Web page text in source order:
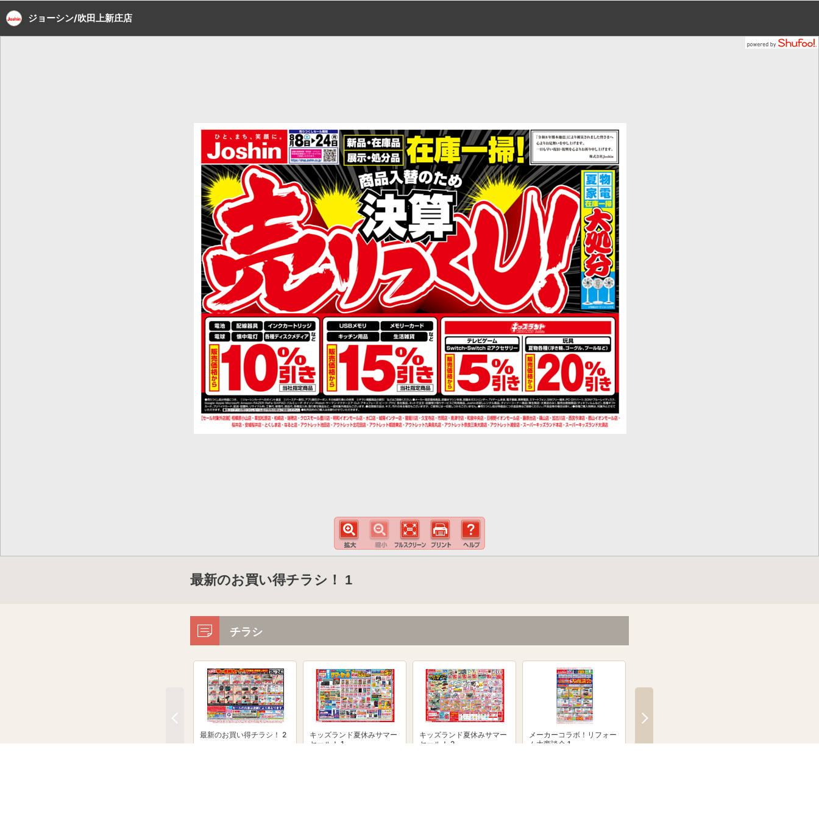
ジョーシン/吹田上新庄店
最新のお買い得チラシ！ 1
チラシ
最新のお買い得チラシ！ 2
キッズランド夏休みサマー
セール！ 1
キッズランド夏休みサマー
セール！ 2
メーカーコラボ！リフォー
ム大商談会 1
ム大商談会 2